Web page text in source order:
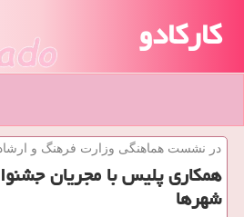
کارکادو
در نشست هماهنگی وزارت فرهنگ و ارشاد
همكاری پلیس با مجریان
شهرها